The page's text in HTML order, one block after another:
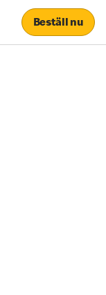
Beställ nu